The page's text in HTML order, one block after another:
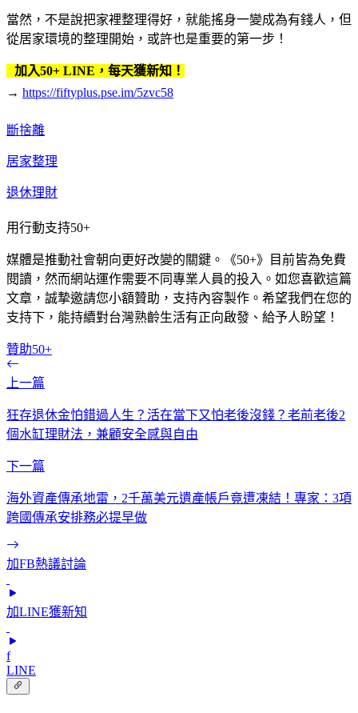
當然，不是說把家裡整理得好，就能搖身一變成為有錢人，但
從居家環境的整理開始，或許也是重要的第一步！
加入50+ LINE，每天獲新知！
→ https://fiftyplus.pse.im/5zvc58
斷捨離
居家整理
退休理財
用行動支持50+
媒體是推動社會朝向更好改變的關鍵。《50+》目前皆為免費
閱讀，然而網站運作需要不同專業人員的投入。如您喜歡這篇
文章，誠摯邀請您小額贊助，支持內容製作。希望我們在您的
支持下，能持續對台灣熟齡生活有正向啟發、給予人盼望！
贊助50+
上一篇
狂存退休金怕錯過人生？活在當下又怕老後沒錢？老前老後2
個水缸理財法，兼顧安全感與自由
下一篇
海外資產傳承地雷，2千萬美元遺產帳戶竟遭凍結！專家：3項
跨國傳承安排務必提早做
加FB熱議討論
加LINE獲新知
f
LINE